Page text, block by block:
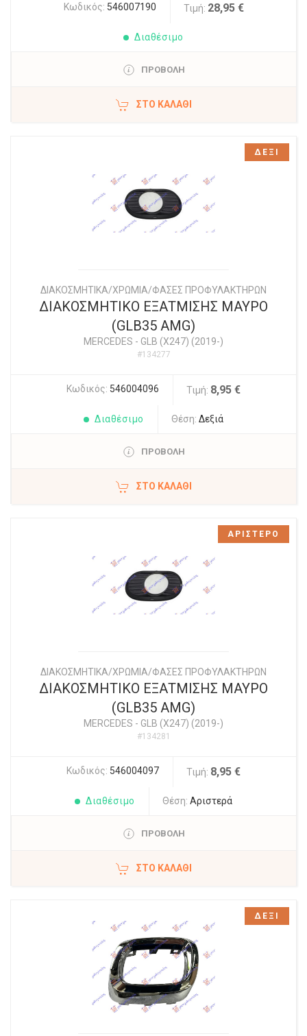
Κωδικός: 546007190 Τιμή: 28,95 €
Διαθέσιμο
ΠΡΟΒΟΛΗ
ΣΤΟ ΚΑΛΆΘΙ
ΔΙΑΚΟΣΜΗΤΙΚΑ/ΧΡΩΜΙΑ/ΦΑΣΕΣ ΠΡΟΦΥΛΑΚΤΗΡΩΝ
ΔΙΑΚΟΣΜΗΤΙΚΟ ΕΞΑΤΜΙΣΗΣ ΜΑΥΡΟ
(GLB35 AMG)
MERCEDES - GLB (X247) (2019-)
#134277
Κωδικός: 546004096 Τιμή: 8,95 €
Διαθέσιμο Θέση: Δεξιά
ΠΡΟΒΟΛΗ
ΣΤΟ ΚΑΛΆΘΙ
ΔΕΞΙ
ΔΙΑΚΟΣΜΗΤΙΚΑ/ΧΡΩΜΙΑ/ΦΑΣΕΣ ΠΡΟΦΥΛΑΚΤΗΡΩΝ
ΔΙΑΚΟΣΜΗΤΙΚΟ ΕΞΑΤΜΙΣΗΣ ΜΑΥΡΟ
(GLB35 AMG)
MERCEDES - GLB (X247) (2019-)
#134281
Κωδικός: 546004097 Τιμή: 8,95 €
Διαθέσιμο Θέση: Αριστερά
ΠΡΟΒΟΛΗ
ΣΤΟ ΚΑΛΆΘΙ
ΑΡΙΣΤΕΡΟ
ΔΕΞΙ